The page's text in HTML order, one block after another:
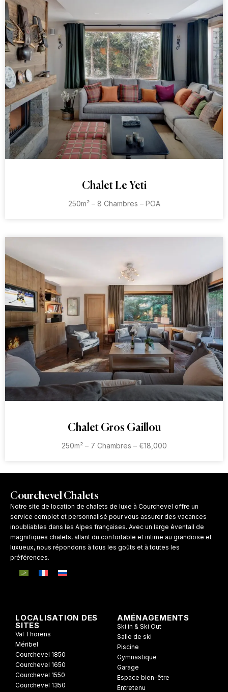
Chalet Le Yeti
250m² – 8 Chambres – POA
Chalet Gros Gaillou
250m² – 7 Chambres – €18,000
Courchevel Chalets
Notre site de location de chalets de luxe à Courchevel offre un
service complet et personnalisé pour vous assurer des vacances
inoubliables dans les Alpes françaises. Avec un large éventail de
magnifiques chalets, allant du confortable et intime au grandiose et
luxueux, nous répondons à tous les goûts et à toutes les
préférences.
LOCALISATION DES
SITES
Val Thorens
Méribel
Courchevel 1850
Courchevel 1650
Courchevel 1550
Courchevel 1350
AMÉNAGEMENTS
Ski in & Ski Out
Salle de ski
Piscine
Gymnastique
Garage
Espace bien-être
Entretenu